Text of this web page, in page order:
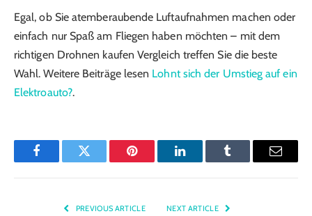
Egal, ob Sie atemberaubende Luftaufnahmen machen oder
einfach nur Spaß am Fliegen haben möchten – mit dem
richtigen Drohnen kaufen Vergleich treffen Sie die beste
Wahl. Weitere Beiträge lesen Lohnt sich der Umstieg auf ein
Elektroauto?.
FacebookTwitter Pinterest LinkedInTumblr Email
PREVIOUS ARTICLE NEXT ARTICLE